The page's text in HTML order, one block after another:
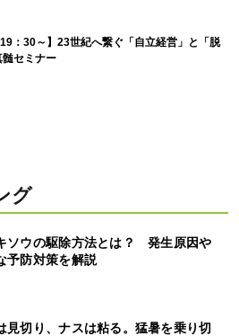
19：30～】23世紀へ繋ぐ「自立経営」と「脱
髄セミナー
グ
ソウの駆除方法とは？ 発生原因や
予防対策を解説
見切り、ナスは粘る。猛暑を乗り切